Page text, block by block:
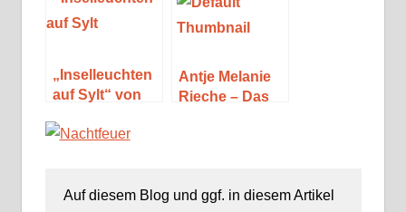
Wilma Borghoff
„Inselleuchten
auf Sylt“ von
Antje Melanie
Rieche – Das
Auf diesem Blog und ggf. in diesem Artikel